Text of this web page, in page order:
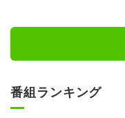
番組ランキング